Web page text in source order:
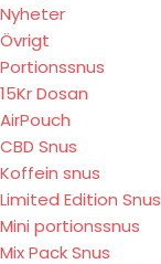
Nyheter
Övrigt
Portionssnus
15Kr Dosan
AirPouch
CBD Snus
Koffein snus
Limited Edition Snus
Mini portionssnus
Mix Pack Snus